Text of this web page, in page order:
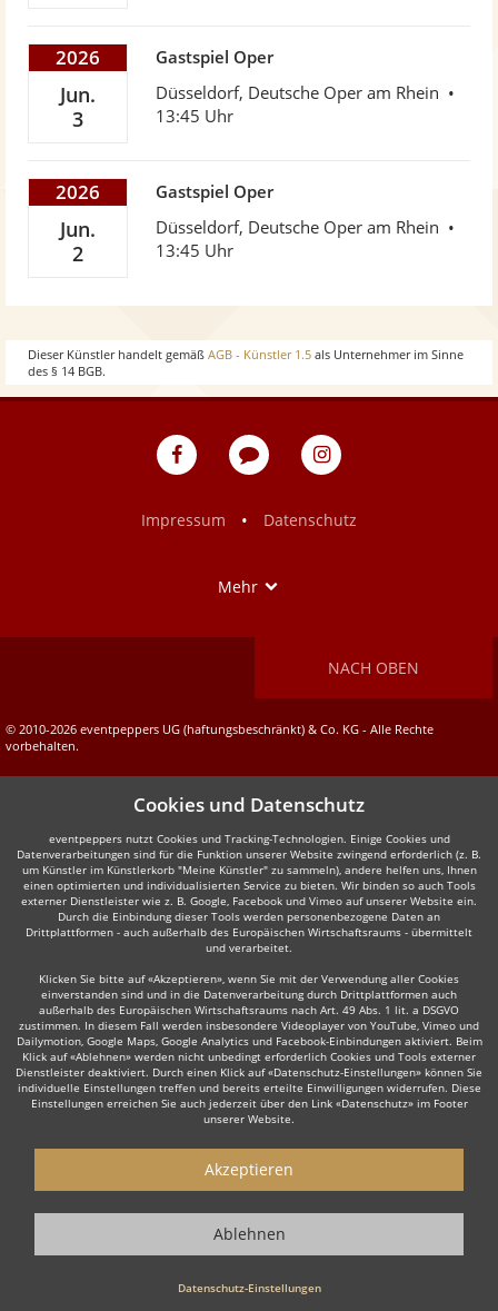
2026
Jun.
3
Gastspiel Oper
Düsseldorf, Deutsche Oper am Rhein
13:45 Uhr
2026
Jun.
2
Gastspiel Oper
Düsseldorf, Deutsche Oper am Rhein
13:45 Uhr
Dieser Künstler handelt gemäß AGB - Künstler 1.5 als Unternehmer im Sinne
des § 14 BGB.
eventpeppers
Blog
eventpeppers
Impressum
• Datenschutz
Mehr
NACH OBEN
© 2010-2026 eventpeppers UG (haftungsbeschränkt) & Co. KG - Alle Rechte
vorbehalten.
Cookies und Datenschutz
eventpeppers nutzt Cookies und Tracking-Technologien. Einige Cookies und
Datenverarbeitungen sind für die Funktion unserer Website zwingend erforderlich (z. B.
um Künstler im Künstlerkorb "Meine Künstler" zu sammeln), andere helfen uns, Ihnen
einen optimierten und individualisierten Service zu bieten. Wir binden so auch Tools
externer Dienstleister wie z. B. Google, Facebook und Vimeo auf unserer Website ein.
Durch die Einbindung dieser Tools werden personenbezogene Daten an
Drittplattformen - auch außerhalb des Europäischen Wirtschaftsraums - übermittelt
und verarbeitet.
Klicken Sie bitte auf «Akzeptieren», wenn Sie mit der Verwendung aller Cookies
einverstanden sind und in die Datenverarbeitung durch Drittplattformen auch
außerhalb des Europäischen Wirtschaftsraums nach Art. 49 Abs. 1 lit. a DSGVO
zustimmen. In diesem Fall werden insbesondere Videoplayer von YouTube, Vimeo und
Dailymotion, Google Maps, Google Analytics und Facebook-Einbindungen aktiviert. Beim
Klick auf «Ablehnen» werden nicht unbedingt erforderlich Cookies und Tools externer
Dienstleister deaktiviert. Durch einen Klick auf «Datenschutz-Einstellungen» können Sie
individuelle Einstellungen treffen und bereits erteilte Einwilligungen widerrufen. Diese
Einstellungen erreichen Sie auch jederzeit über den Link «Datenschutz» im Footer
unserer Website.
Datenschutz-Einstellungen
Akzeptieren
Ablehnen